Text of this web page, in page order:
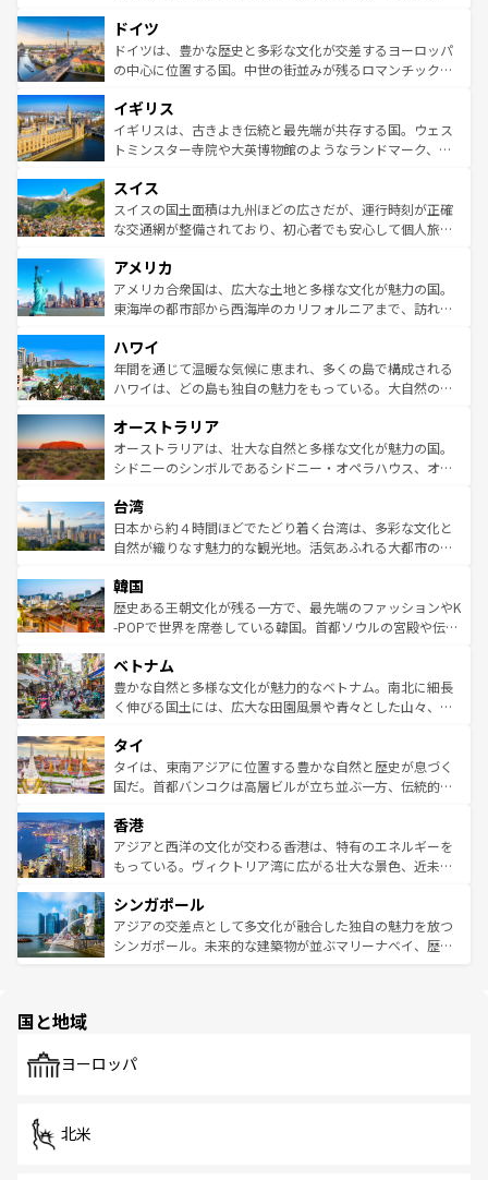
せる。地方によって風土や気候が異なるスペインはその個
性で訪れる人を魅了する。 なお、新着のスペイン情報は コ
ンテンツ一覧を参照してほしい。
で、幅広い魅力が詰まっている。華麗な宮殿、歴史的な大
聖堂、美しいビーチ、そして豊かな自然が、訪れる者を心
から魅了する。また、フランスは美食の国としても知ら
いる。シャンパンの発祥地であるランス、プロヴァンスの
香り高いラベンダー畑など、多彩な楽しみ方が可能だ。さ
らに、パリ以外の地域にも魅力が溢れており、どの街角に
れる地方に足を運ぶとそれぞれで全く異なる文化を体験で
きるだろう。 なお、新着のフランス情報はコンテンツ一覧
を参照してほしい。
ドイツ
ドイツは、豊かな歴史と多彩な文化が交差するヨーロッパ
の中心に位置する国。中世の街並みが残るロマンチック街
顔を持つこの国は、どこを歩いても飽きることがない。ベ
ルリンの文化的活気、バイエルン州のアルプスの絶景、そ
してライン川沿いのワイン畑といった風景は必見。ビール
は、お酒好きな人にはぜひ体験してほしい。 なお、新着の
ドイツ情報はコンテンツ一覧を参照してほしい。
イギリス
イギリスは、古きよき伝統と最先端が共存する国。ウェス
トミンスター寺院や大英博物館のようなランドマーク、歴
リアごとに異なる魅力がある。また、優雅なアフタヌーン
ティー、ビール好きにはたまらない英国パブ、サッカー観
戦など、本場だからこそできる体験も豊富。イギリスを旅
ンツ一覧を参照してほしい。
スイス
スイスの国土面積は九州ほどの広さだが、運行時刻が正確
な交通網が整備されており、初心者でも安心して個人旅行
の建物がそのまま残る町や、スイスならではのユニークな
博物館もあり、アルプス観光だけでなく町歩きも満喫する
ことができる。国民の所得が高いため物価も高いが、旅行
ば市内交通費無料で観光を楽しむこともできる。 なお、新
着のスイス情報はコンテンツ一覧 を参照してほしい。
アメリカ
アメリカ合衆国は、広大な土地と多様な文化が魅力の国。
東海岸の都市部から西海岸のカリフォルニアまで、訪れる
のような巨大都市は、観光、ショッピング、エンターテイ
ンメントが詰まった刺激的なスポットだ。一方、アメリカ
西部には大自然が広がり、グランドキャニオンやイエロー
部のニューオーリンズでは、音楽と美食が融合した独特の
文化が魅力。旅行者はアメリカの各地域で異なる魅力を楽
しみながら、その多様性と豊かな歴史を感じることができ
ならではの贅沢な旅のスタイルだ。 なお、新着のアメリカ
情報はコンテンツ一覧を参照してほしい。
ハワイ
年間を通じて温暖な気候に恵まれ、多くの島で構成される
ハワイは、どの島も独自の魅力をもっている。大自然の神
ワイ島は見逃せない。また、定番の観光地といえばオアフ
島だが、静かな自然を求めるならマウイ島やカウアイ島が
おすすめ。エメラルドグリーンに輝く海をはじめ、豊かな
れるおもてなしの心で訪れる人々を迎えてくれるハワイの
人々、おいしいローカルフードやハワイアンミュージッ
ク、伝統的なフラダンスなど、すべてがハワイの魅力を彩
ワイを、存分に味わってほしい。 なお、新着のハワイ情報
はコンテンツ一覧を参照してほしい。
オーストラリア
オーストラリアは、壮大な自然と多様な文化が魅力の国。
シドニーのシンボルであるシドニー・オペラハウス、オー
リアリーフや大陸中央部にそびえるウルル（エアーズロッ
ク）、タスマニアの美しい原生林やケアンズの熱帯雨林な
ど、見どころがたくさん。また、カフェやワイン、オージ
いる。アクティビティも充実しており、サーフィンやダイ
ビング、ハイキングなど、アウトドア好きにはたまらな
い。オーストラリアの多彩な魅力を存分に味わいつくそ
参照してほしい。
台湾
日本から約４時間ほどでたどり着く台湾は、多彩な文化と
自然が織りなす魅力的な観光地。活気あふれる大都市の台
ン）、静ひつな山岳地帯である台湾東部など、都市の喧騒
と山間の静けさが共存しており、訪れる人に新しい発見と
驚きをもたらしてくれる。また、奥深い台湾の食文化も魅
容にもいいと評判のスイーツなど、バラエティ豊かな料理
が味わえる。 なお、新着の台湾情報は コンテンツ一覧を参
照してほしい。
韓国
歴史ある王朝文化が残る一方で、最先端のファッションやK
-POPで世界を席巻している韓国。首都ソウルの宮殿や伝統
き、地方に足を延ばせば四季折々の自然美を楽しむことが
できる。そして、キムチや焼肉、絶品のストリートフード
まで、さまざまな韓国料理が待っている。夜には、韓国な
リティに包まれながら、韓国の多彩な魅力を心ゆくまで味
わってみてほしい。 なお、新着の韓国情報はコンテンツ一
覧を参照してほしい。
ベトナム
豊かな自然と多様な文化が魅力的なベトナム。南北に細長
く伸びる国土には、広大な田園風景や青々とした山々、世
急速な発展と共に伝統が息づく。ハノイの古い町並みやホ
ーチミン市のフランス統治時代の建物も、独特の雰囲気を
醸し出している。また、バラエティの豊かさとおいしさで
とつ。フォーやバインミー、ベトナムコーヒーなどは、ぜ
ひ現地で味わいたい。どの地域を訪れてもあたたかい人々
が旅行者を迎えてくれるので、きっと忘れられない旅にな
参照してほしい。
タイ
タイは、東南アジアに位置する豊かな自然と歴史が息づく
国だ。首都バンコクは高層ビルが立ち並ぶ一方、伝統的な
の活気が交差している。北部ではチェンマイなどの山岳地
帯で自然と触れ合い、南部ではプーケットやクラビの美し
いビーチでリゾート気分を楽しむことができる。タイ料理
激する。気候は一年中温暖で、どの季節にも異なる楽しみ
が待っている。親しみやすいタイの人々、仏教を中心とし
た文化、そして多様な観光資源が、訪れる旅人を魅了し続
香港
アジアと西洋の文化が交わる香港は、特有のエネルギーを
もっている。ヴィクトリア湾に広がる壮大な景色、近未来
み、どこを訪れても感動するはず。観光スポットが密集し
ており、効率よく見どころを回れるのも魅力。息をのむよ
うな絶景から文化的な体験まで、香港を存分に楽しみ尽く
シンガポール
アジアの交差点として多文化が融合した独自の魅力を放つ
シンガポール。未来的な建築物が並ぶマリーナベイ、歴史
で、ホーカーズは地元の風情を楽しめる外せないスポット
国と地域
ヨーロッパ
北米